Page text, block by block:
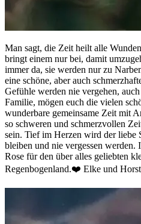
Man sagt, die Zeit heilt alle
bringt einem nur bei, damit
immer da, sie werden nur zu
eine schöne, aber auch
Gefühle werden nie vergehen,
Familie, mögen euch die vielen
wunderbare gemeinsame Zeit mit
so schweren und schmerzvollen
sein. Tief im Herzen wird der liebe
bleiben und nie vergessen
Rose für den über alles geliebten
Regenbogenland.❤️ Elke und